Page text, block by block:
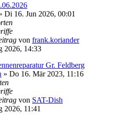
Di 16. Jun 2026, 00:01
von frank.koriander
2026, 14:33
Gr. Feldberg
» Do 16. Mär 2023, 11:16
von SAT-Dish
2026, 11:41